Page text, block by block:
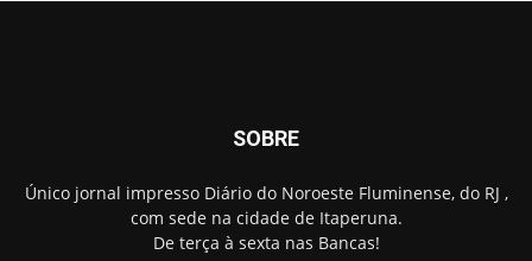
SOBRE
Único jornal impresso Diário do Noroeste Fluminense, do RJ ,
com sede na cidade de Itaperuna.
De terça à sexta nas Bancas!